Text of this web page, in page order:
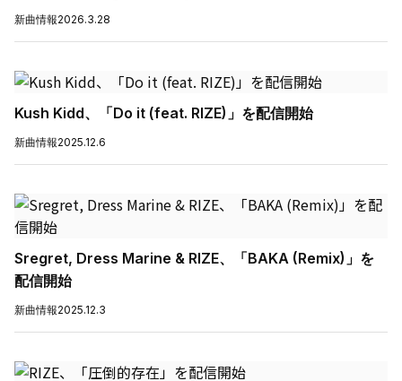
新曲情報2026.3.28
Kush Kidd、「Do it (feat. RIZE)」を配信開始
新曲情報2025.12.6
Sregret, Dress Marine & RIZE、「BAKA (Remix)」を
配信開始
新曲情報2025.12.3